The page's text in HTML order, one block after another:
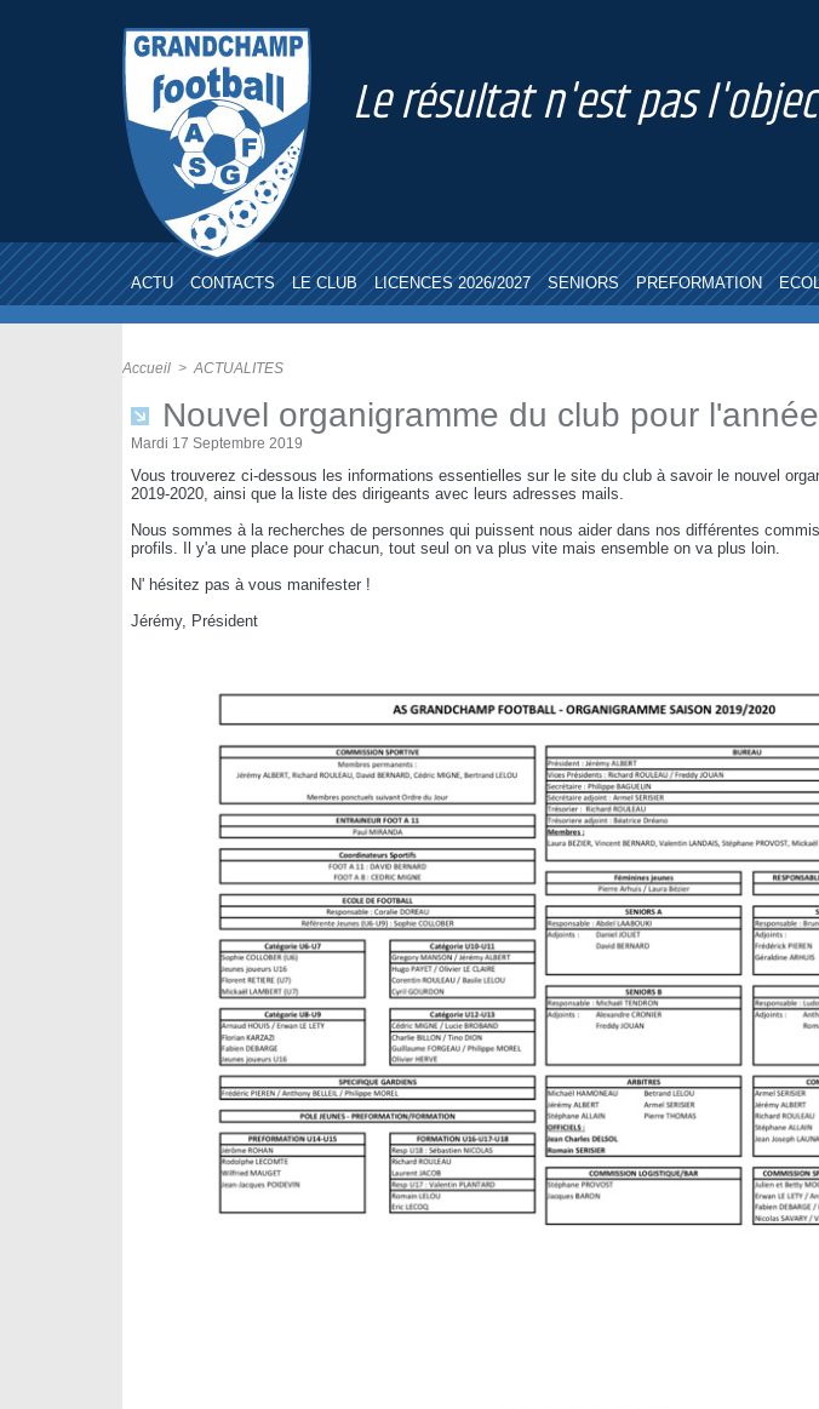
Le résultat n'est pas
ACTU CONTACTS LE CLUB LICENCES 2026/2027 SENIORS PREFORMATION
Accueil > ACTUALITES
Nouvel organigramme du club pour
Mardi 17 Septembre 2019
Vous trouverez ci-dessous les informations essentielles sur le site du club à savoir le nouvel
2019-2020, ainsi que la liste des dirigeants avec leurs adresses mails.
Nous sommes à la recherches de personnes qui puissent nous aider dans nos différentes
profils. Il y'a une place pour chacun, tout seul on va plus vite mais ensemble on va plus loin.
N' hésitez pas à vous manifester !
Jérémy, Président